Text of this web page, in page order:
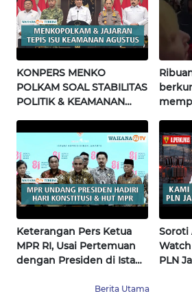
KONPERS MENKO
POLKAM SOAL STABILITAS
POLITIK & KEAMANAN
Terkini
Keterangan Pers Ketua
MPR RI, Usai Pertemuan
dengan Presiden di Istana
Soroti
PLN
Berita Utama
WN
BABEL
WN
SUMBAR
WN
SUMSEL
WN
BENGKULU
WN
LAMPUNG